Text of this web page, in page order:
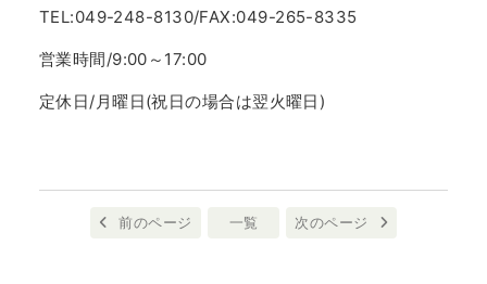
TEL:049-248-8130/FAX:049-265-8335
営業時間/9:00～17:00
定休日/月曜日(祝日の場合は翌火曜日)
前のページ 一覧 次のページ